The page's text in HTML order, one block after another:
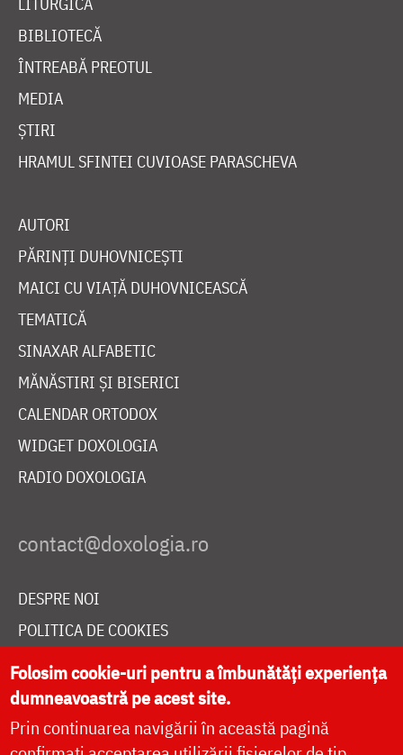
LITURGICĂ
BIBLIOTECĂ
ÎNTREABĂ PREOTUL
MEDIA
ȘTIRI
HRAMUL SFINTEI CUVIOASE PARASCHEVA
AUTORI
PĂRINȚI DUHOVNICEȘTI
MAICI CU VIAȚĂ DUHOVNICEASCĂ
TEMATICĂ
SINAXAR ALFABETIC
MĂNĂSTIRI ȘI BISERICI
CALENDAR ORTODOX
WIDGET DOXOLOGIA
RADIO DOXOLOGIA
DESPRE NOI
POLITICA DE COOKIES
DONEAZĂ ONLINE PENTRU CATEDRALA NAȚIONALĂ
LIVE
Folosim cookie-uri pentru a îmbunătăți experiența
dumneavoastră pe acest site.
Prin continuarea navigării în această pagină